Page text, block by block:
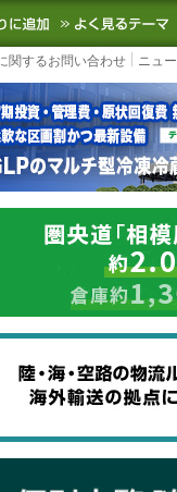
流ニュースをお
お気に入りに追
関するお問い合わせ ニュ